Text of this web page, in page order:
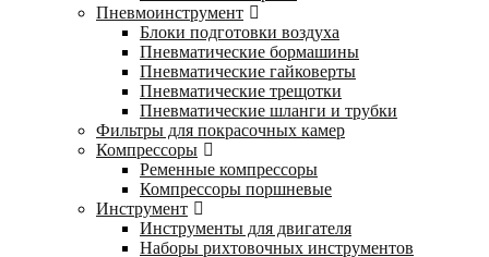
Пневмоинструмент
Блоки подготовки воздуха
Пневматические бормашины
Пневматические гайковерты
Пневматические трещотки
Пневматические шланги и трубки
Фильтры для покрасочных камер
Компрессоры
Ременные компрессоры
Компрессоры поршневые
Инструмент
Инструменты для двигателя
Наборы рихтовочных инструментов